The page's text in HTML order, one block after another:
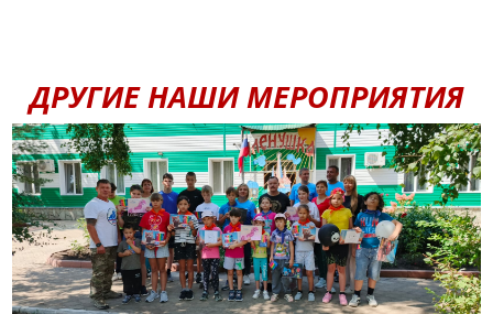
ДРУГИЕ НАШИ МЕРОПРИЯТИЯ